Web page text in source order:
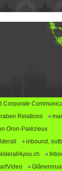
Corporate
Relations
Oron-Palézieux
inbound,